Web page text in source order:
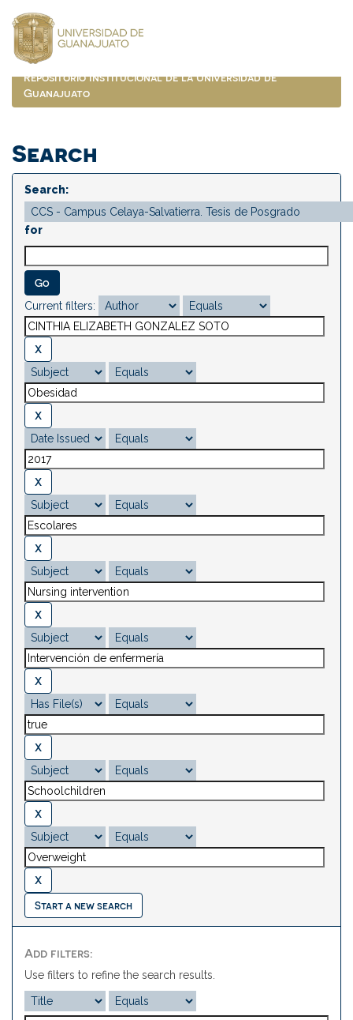
navigation
Repositorio Institucional de la Universidad de
Guanajuato
Search
Search:
for
Current filters:
Start a new search
Add filters:
Use filters to refine the search results.